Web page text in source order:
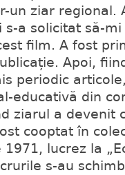
un ziar regional.
s-a solicitat să-
film. A fost
Apoi,
periodic
educativă din
ziarul a devenit
cooptat în
lucrez la
s-au